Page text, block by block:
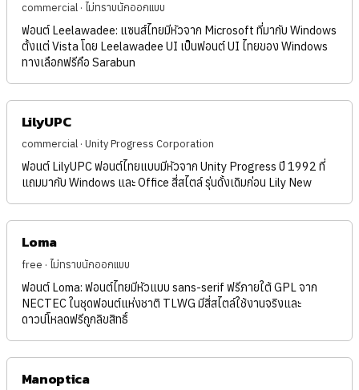
commercial · ไม่ทราบนักออกแบบ
ฟอนต์ Leelawadee: แซนส์ไทยมีหัวจาก Microsoft ที่มากับ Windows
ตั้งแต่ Vista โดย Leelawadee UI เป็นฟอนต์ UI ไทยของ Windows
ทางเลือกฟรีคือ Sarabun
LilyUPC
commercial · Unity Progress Corporation
ฟอนต์ LilyUPC ฟอนต์ไทยแบบมีหัวจาก Unity Progress ปี 1992 ที่
แถมมากับ Windows และ Office สี่สไตล์ รุ่นดั้งเดิมก่อน Lily New
Loma
free · ไม่ทราบนักออกแบบ
ฟอนต์ Loma: ฟอนต์ไทยมีหัวแบบ sans-serif ฟรีภายใต้ GPL จาก
NECTEC ในชุดฟอนต์แห่งชาติ TLWG มีสี่สไตล์ใช้งานจริงและ
ดาวน์โหลดฟรีถูกลิขสิทธิ์
Manoptica